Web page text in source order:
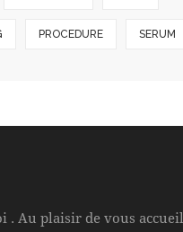
PROCEDURE SERUM
. Au plaisir de vous